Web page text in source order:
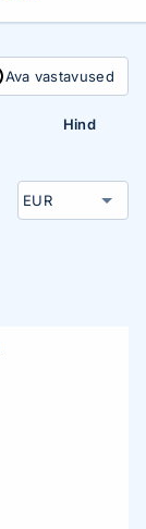
Ava vastavused
Hind